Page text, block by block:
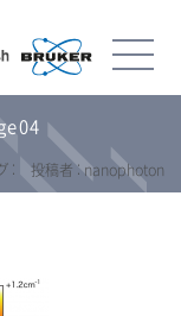
: 投稿者 : nanophoton